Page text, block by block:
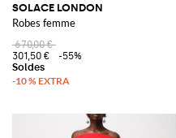
SOLACE LONDON
Robes femme
670,00 €
301,50 €
-55%